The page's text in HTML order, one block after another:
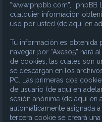
“www.phpbb.com”, “phpBB
cualquier información
uso por usted (de aquí en
Tu información es obtenida
navegar por “Axeso5” hará
de cookies, las cuales son
se descargan en los
PC. Las primeras dos
de usuario (de aquí en
sesión anónima (de aquí en
automáticamente asignada
tercera cookie se creará